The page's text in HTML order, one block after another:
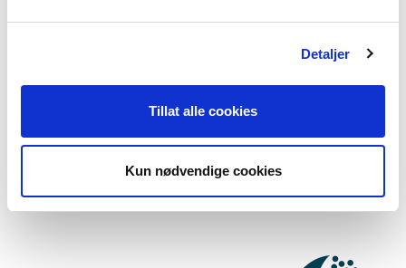
Detaljer
Tillat alle cookies
Kun nødvendige cookies
Følg oss på Instagram